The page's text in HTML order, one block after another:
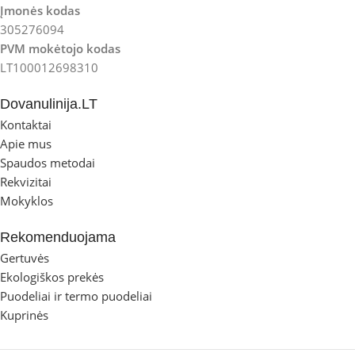
Įmonės kodas
305276094
PVM mokėtojo kodas
LT100012698310
Dovanulinija.LT
Kontaktai
Apie mus
Spaudos metodai
Rekvizitai
Mokyklos
Rekomenduojama
Gertuvės
Ekologiškos prekės
Puodeliai ir termo puodeliai
Kuprinės